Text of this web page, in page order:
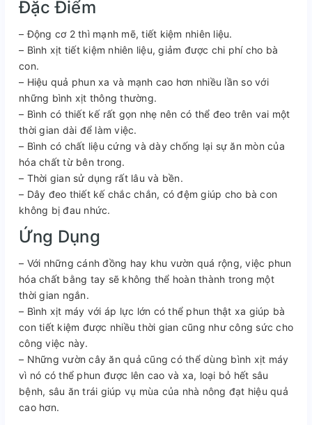
Đặc Điểm
– Động cơ 2 thì mạnh mẽ, tiết kiệm nhiên liệu.
– Bình xịt tiết kiệm nhiên liệu, giảm được chi phí cho bà
con.
– Hiệu quả phun xa và mạnh cao hơn nhiều lần so với
những bình xịt thông thường.
– Bình có thiết kế rất gọn nhẹ nên có thể đeo trên vai một
thời gian dài để làm việc.
– Bình có chất liệu cứng và dày chống lại sự ăn mòn của
hóa chất từ bên trong.
– Thời gian sử dụng rất lâu và bền.
– Dây đeo thiết kế chắc chắn, có đệm giúp cho bà con
không bị đau nhức.
Ứng Dụng
– Với những cánh đồng hay khu vườn quá rộng, việc phun
hóa chất bằng tay sẽ không thể hoàn thành trong một
thời gian ngắn.
– Bình xịt máy với áp lực lớn có thể phun thật xa giúp bà
con tiết kiệm được nhiều thời gian cũng như công sức cho
công việc này.
– Những vườn cây ăn quả cũng có thể dùng bình xịt máy
vì nó có thể phun được lên cao và xa, loại bỏ hết sâu
bệnh, sâu ăn trái giúp vụ mùa của nhà nông đạt hiệu quả
cao hơn.